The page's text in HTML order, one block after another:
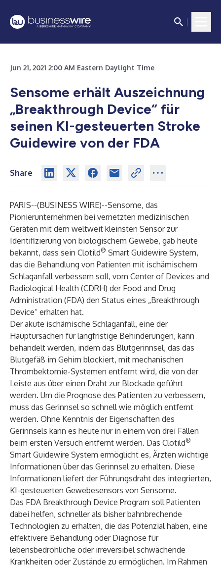
Jun 21, 2021 2:00 AM Eastern Daylight Time
Sensome erhält Auszeichnung
„Breakthrough Device“ für
seinen KI-gesteuerten Stroke
Guidewire von der FDA
Share
PARIS--(BUSINESS WIRE)--Sensome, das
Pionierunternehmen bei vernetzten medizinischen
Geräten mit dem weltweit kleinsten Sensor zur
Identifizierung von biologischem Gewebe, gab heute
bekannt, dass sein Clotild® Smart Guidewire System,
das die Behandlung von Patienten mit ischämischem
Schlaganfall verbessern soll, vom Center of Devices and
Radiological Health (CDRH) der Food and Drug
Administration (FDA) den Status eines „Breakthrough
Device“ erhalten hat.
Der akute ischämische Schlaganfall, eine der
Hauptursachen für langfristige Behinderungen, kann
behandelt werden, indem das Blutgerinnsel, das das
Blutgefäß im Gehirn blockiert, mit mechanischen
Thrombektomie-Systemen entfernt wird, die von der
Leiste aus über einen Draht zur Blockade geführt
werden. Um die Prognose des Patienten zu verbessern,
muss das Gerinnsel so schnell wie möglich entfernt
werden. Ohne Kenntnis der Eigenschaften des
Gerinnsels kann es heute nur in einem von drei Fällen
beim ersten Versuch entfernt werden. Das Clotild®
Smart Guidewire System ermöglicht es, Ärzten wichtige
Informationen über das Gerinnsel zu erhalten. Diese
Informationen liefert der Führungsdraht des integrierten,
KI-gesteuerten Gewebesensors von Sensome.
Das FDA Breakthrough Device Program soll Patienten
dabei helfen, schneller als bisher bahnbrechende
Technologien zu erhalten, die das Potenzial haben, eine
effektivere Behandlung oder Diagnose für
lebensbedrohliche oder irreversibel schwächende
Krankheiten oder Zustände zu ermöglichen. Im Rahmen